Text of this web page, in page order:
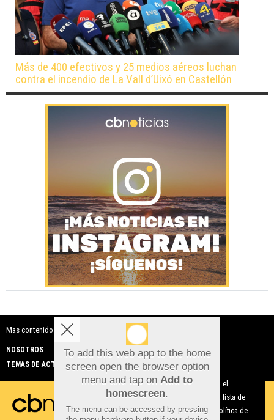
Más de 400 efectivos y 25 medios aéreos luchan
contra el incendio de La Vall d’Uixó en Castellón
Mas contenido de Costa Blanca Noticias:
NOSOTROS
PUBLICIDAD
TEMAS DE ACTUALIDAD
To add this web app to the home
screen open the browser option
menu and tap on Add to
homescreen.
The menu can be accessed by pressing
Aviso sobre el Uso de cookies:
Utilizamos cookies nuestras y de terceros para el
funcionamiento del digital. Puedes consultar la lista de
cookies y como desconectarlas. Ver nuestra Política de